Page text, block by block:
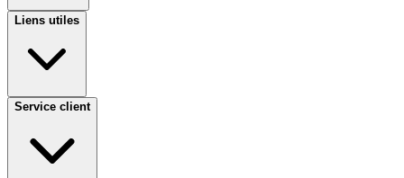
Liens utiles
Service client